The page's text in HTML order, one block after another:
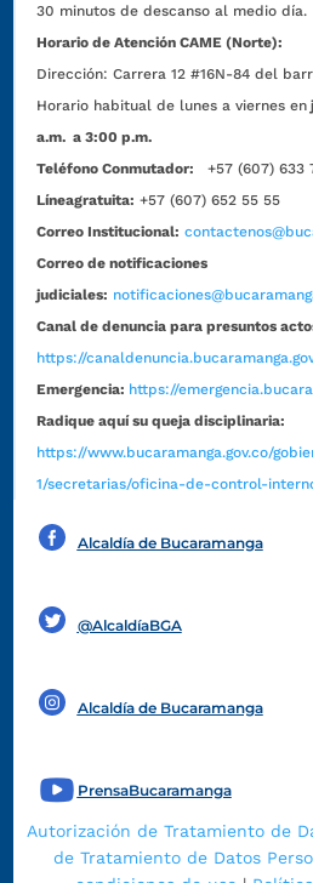
30 minutos de descanso al medio día.
Horario de Atención CAME (Norte):
Dirección:Carrera 12 #16N-84 del
Horario habitual de lunes a viernes en
a.m. a 3:00 p.m.
Teléfono Conmutador:
+57 (607) 633
Líneagratuita: +57 (607) 652 55 55
Correo Institucional:
Correo de notificaciones
judiciales:
Canal de denuncia para presuntos
https://
Emergencia: https://
Radique aquí su queja disciplinaria:
https://www.bucaramanga.gov.co/
1/secretarias/oficina-de-control-
Alcaldía de Bucaramanga
@AlcaldíaBGA
Alcaldía de Bucaramanga
PrensaBucaramanga
Autorización de Tratamiento de
de Tratamiento de Datos